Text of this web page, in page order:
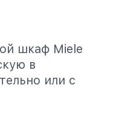
шкаф Miele
в
или с